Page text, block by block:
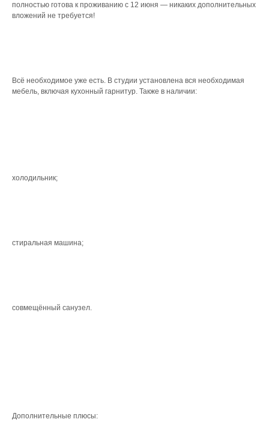
полностью готова к проживанию с 12 июня — никаких дополнительных
вложений не требуется!
Всё необходимое уже есть. В студии установлена вся необходимая
мебель, включая кухонный гарнитур. Также в наличии:
холодильник;
стиральная машина;
совмещённый санузел.
Дополнительные плюсы: